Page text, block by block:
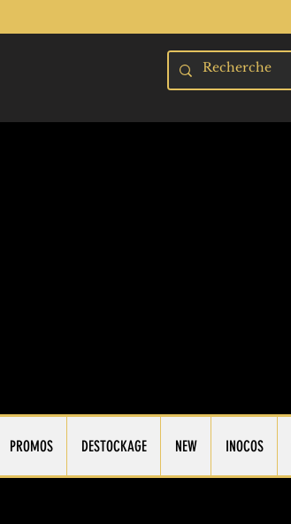
PROMOS DESTOCKAGE NEW INOCOS